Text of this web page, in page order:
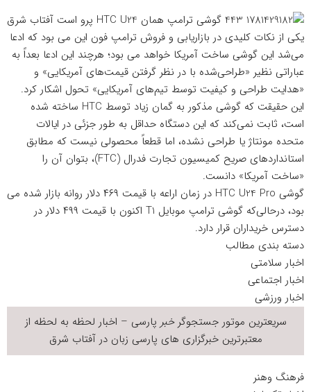
یکی از نکات کلیدی در بازاریابی و فروش ترامپ فون این می بود که ادعا
می‌شد این گوشی ساخت آمریکا خواهد می بود؛ هرچند این ادعا بعداً به
عباراتی نظیر «طراحی‌شده با در نظر گرفتن قیمت‌های آمریکایی» و
«هدایت طراحی و کیفیت توسط تیم‌های آمریکایی» تحول اشکار کرد.
این حقیقت که گوشی مذکور به گمان زیاد توسط HTC ساخته شده
است، ثابت نمی‌کند که این دستگاه حداقل به طور جزئی در ایالات
متحده مونتاژ یا طراحی نشده، اما قطعاً محصولی نیست که مطابق
استانداردهای صریح کمیسیون تجارت فدرال (FTC)، بتوان آن را
«ساخت آمریکا» دانست.
گوشی HTC U24 Pro در زمان اراعه با قیمت ۴۶۹ دلار روانه بازار شده می
بود، در‌حالی‌که گوشی ترامپ موبایل T1 اکنون با قیمت ۴۹۹ دلار در
دسترس خریداران قرار دارد.
دسته بندی مطالب
اخبار سلامتی
اخبار اجتماعی
اخبار ورزشی
سریعترین موتور جستجوگرخبر پارسی – اخبار لحظه به لحظه از
معتبرترین خبرگزاری های پارسی زبان درآفتاب شرق
فرهنگ وهنر